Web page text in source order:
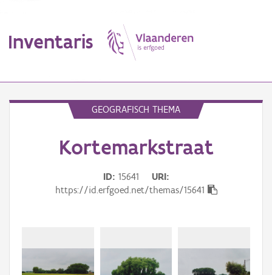
Inventaris
GEOGRAFISCH THEMA
Kortemarkstraat
ID 15641
URI
https://id.erfgoed.net/themas/15641